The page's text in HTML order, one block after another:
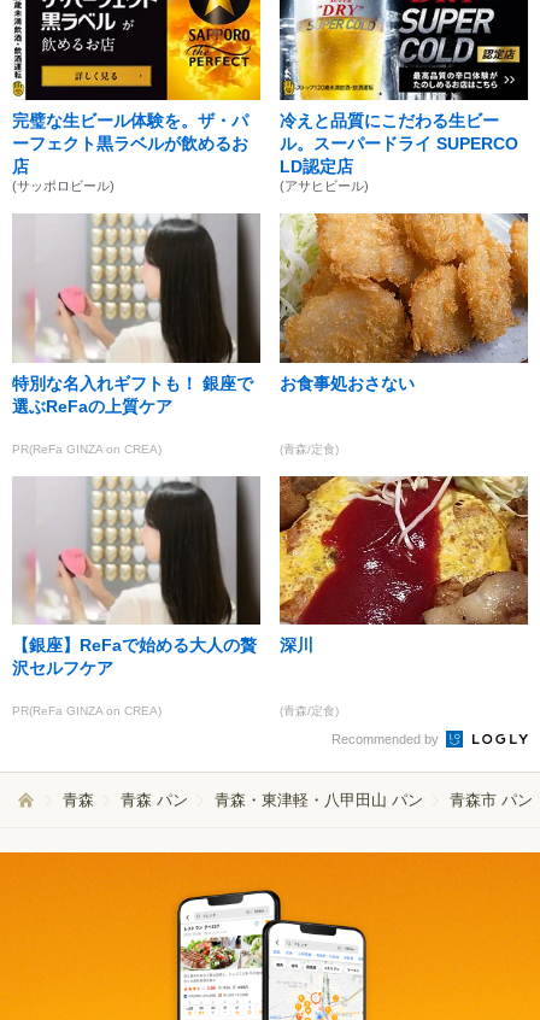
完璧な生ビール体験を。ザ・パ
ーフェクト黒ラベルが飲めるお
店
(サッポロビール)
冷えと品質にこだわる生ビー
ル。スーパードライ SUPERCO
LD認定店
(アサヒビール)
特別な名入れギフトも！ 銀座で
選ぶReFaの上質ケア
PR(ReFa GINZA on CREA)
お食事処おさない
(青森/定食)
【銀座】ReFaで始める大人の贅
沢セルフケア
PR(ReFa GINZA on CREA)
深川
(青森/定食)
Recommended by
青森 青森 パン 青森・東津軽・八甲田山 パン 青森市 パン